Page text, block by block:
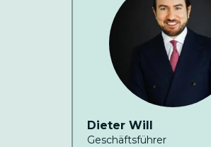
Dieter Will
Geschäftsführer